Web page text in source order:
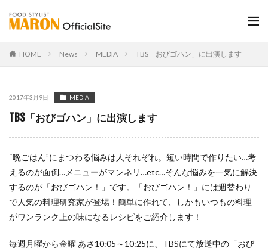
HOME News MEDIA TBS「おびゴハン」に出演します
2017年3月9日 MEDIA
TBS「おびゴハン」に出演します
“晩ごはん”にまつわる悩みは人それぞれ。短い時間で作りたい…考
えるのが面倒…メニューがマンネリ…etc…そんな悩みを一気に解決
するのが「おびゴハン！」です。「おびゴハン！」には週替わり
で人気の料理研究家が登場！簡単に作れて、しかもいつもの料理
がワンランク上の味になるレシピをご紹介します！
毎週月曜から金曜 あさ10:05～10:25に、TBSにて放送中の「おび